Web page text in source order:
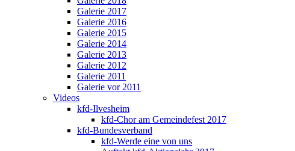
Galerie 2017
Galerie 2016
Galerie 2015
Galerie 2014
Galerie 2013
Galerie 2012
Galerie 2011
Galerie vor 2011
Videos
kfd-Ilvesheim
kfd-Chor am Gemeindefest 2017
kfd-Bundesverband
kfd-Werde eine von uns